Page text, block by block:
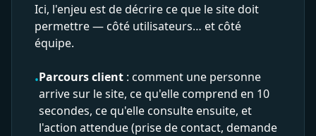
Ici, l'enjeu est de décrire ce que le site doit
permettre — côté utilisateurs… et côté
équipe.
•Parcours client : comment une personne
arrive sur le site, ce qu'elle comprend en 10
secondes, ce qu'elle consulte ensuite, et
l'action attendue (prise de contact, demande